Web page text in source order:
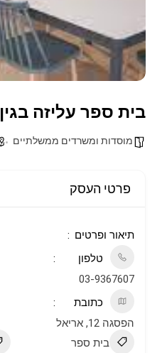
בית ספר עליזה בגין
מוסדות ומשרדים ממשלתיים
פרטי העסק
תיאור ופרטים
טלפון
03-9367607
כתובת
הפסגה 12, אריאל
בית ספר